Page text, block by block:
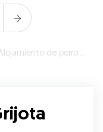
de perros en Grijota